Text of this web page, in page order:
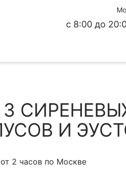
с 8:00 до
И
2 часов по Москве